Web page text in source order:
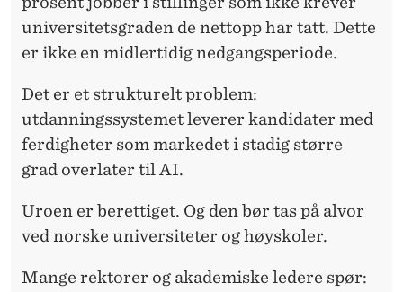
universitetsgraden de nettopp har tatt. Dette
er ikke en midlertidig nedgangsperiode.
Det er et strukturelt problem:
utdanningssystemetleverer kandidater med
ferdigheter som markedet i stadig større
grad overlater til AI.
Uroen er berettiget. Og den bør tas på alvor
ved norske universiteter oghøyskoler.
Mange rektorer og akademiske ledere spør: